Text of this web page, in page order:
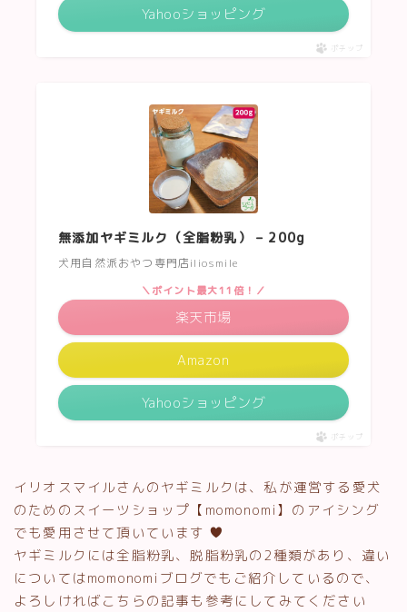
Yahooショッピング
ポチップ
無添加ヤギミルク（全脂粉乳） – 200g
犬用自然派おやつ専門店iliosmile
Amazon
＼ポイント最大11倍！／
楽天市場
Yahooショッピング
ポチップ
イリオスマイルさんのヤギミルクは、私が運営する愛犬
のためのスイーツショップ【momonomi】のアイシング
でも愛用させて頂いています
ヤギミルクには全脂粉乳、脱脂粉乳の2種類があり、違い
についてはmomonomiブログでもご紹介しているので、
よろしければこちらの記事も参考にしてみてください